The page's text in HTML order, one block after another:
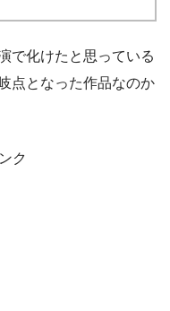
で化けたと思っている
点となった作品なのか
ク